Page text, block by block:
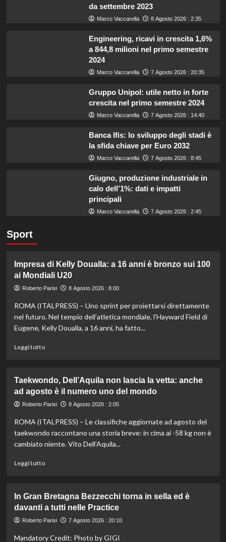
da settembre 2023
Marco Vaccarella 8 Agosto 2026 : 2:35
Engineering, ricavi in crescita 1,6%
a 844,8 milioni nel primo semestre
2024
Marco Vaccarella 7 Agosto 2026 : 20:35
Gruppo Unipol: utile netto in forte
crescita nel primo semestre 2024
Marco Vaccarella 7 Agosto 2026 : 14:40
Banca Ifis: lo sviluppo degli stadi è
la sfida chiave per Euro 2032
Marco Vaccarella 7 Agosto 2026 : 8:45
Giugno, produzione industriale in
calo dell’1%: dati e impatti
principali
Marco Vaccarella 7 Agosto 2026 : 2:45
Sport
Impresa di Kelly Doualla: a 16 anni è bronzo sui 100
ai Mondiali U20
Roberto Parisi 8 Agosto 2026 : 8:00
ROMA (ITALPRESS) – Uno sprint per proiettarsi direttamente
nel futuro. Nel tempio dell’atletica mondiale, l’Hayward Field di
Eugene, Kelly Doualla, a 16 anni, ha fatto...
Leggi tuttoLeggi
Impresa
di
Kelly
a
16
anni
Mondiali
U20
Taekwondo, Dell’Aquila non lascia la vetta: anche
ad agosto è il numero uno del mondo
Roberto Parisi 8 Agosto 2026 : 2:05
ROMA (ITALPRESS) – Le classifiche aggiornate ad agosto del
taekwondo raccontano una storia breve: in cima ai -58 kg non è
cambiato niente. Vito Dell’Aquila...
Leggi tuttoLeggi
Taekwondo,
Dell’Aquila
non
la
In Gran Bretagna Bezzecchi torna in sella ed è
davanti a tutti nelle Practice
Roberto Parisi 7 Agosto 2026 : 20:10
Mandatory Credit: Photo by GIGI